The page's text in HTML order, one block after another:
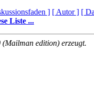
] [ Autor ] [
Liste ...
edition) erzeugt.